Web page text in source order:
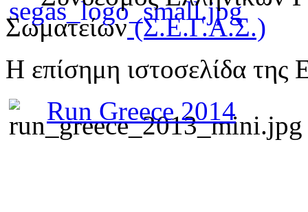
Σωματείων (Σ.Ε.Γ.Α.Σ.)
Η επίσημη ιστοσελίδα της
Run Greece 2014